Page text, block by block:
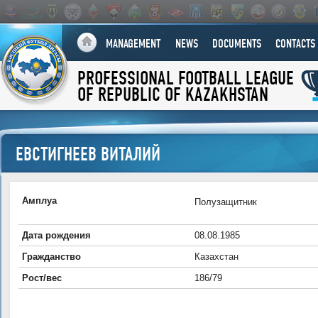
MANAGEMENT NEWS DOCUMENTS CONTACTS
PROFESSIONAL FOOTBALL LEAGUE
OF REPUBLIC OF KAZAKHSTAN
ЕВСТИГНЕЕВ ВИТАЛИЙ
Амплуа Полузащитник
Дата рождения
08.08.1985
Гражданство
Казахстан
Рост/вес
186/79